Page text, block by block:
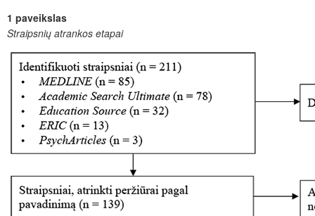
1 paveikslas
Straipsnių atrankos etapai